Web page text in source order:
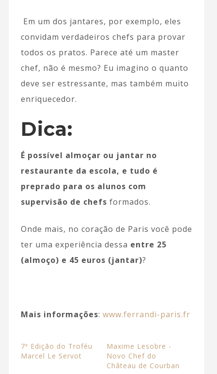
Em um dos jantares, por exemplo, eles
convidam verdadeiros chefs para provar
todos os pratos. Parece até um master
chef, não é mesmo? Eu imagino o quanto
deve ser estressante, mas também muito
enriquecedor.
Dica:
É possível almoçar ou jantar no
restaurante da escola, e tudo é
preprado para os alunos com
supervisão de chefs formados.
Onde mais, no coração de Paris você pode
ter uma experiência dessa entre 25
(almoço) e 45 euros (jantar)?
Mais informações: www.ferrandi-paris.fr
7ª Edição do Troféu
Marcel Le Servot
Maxime Lesobre -
Novo Chef do
Château de Courban